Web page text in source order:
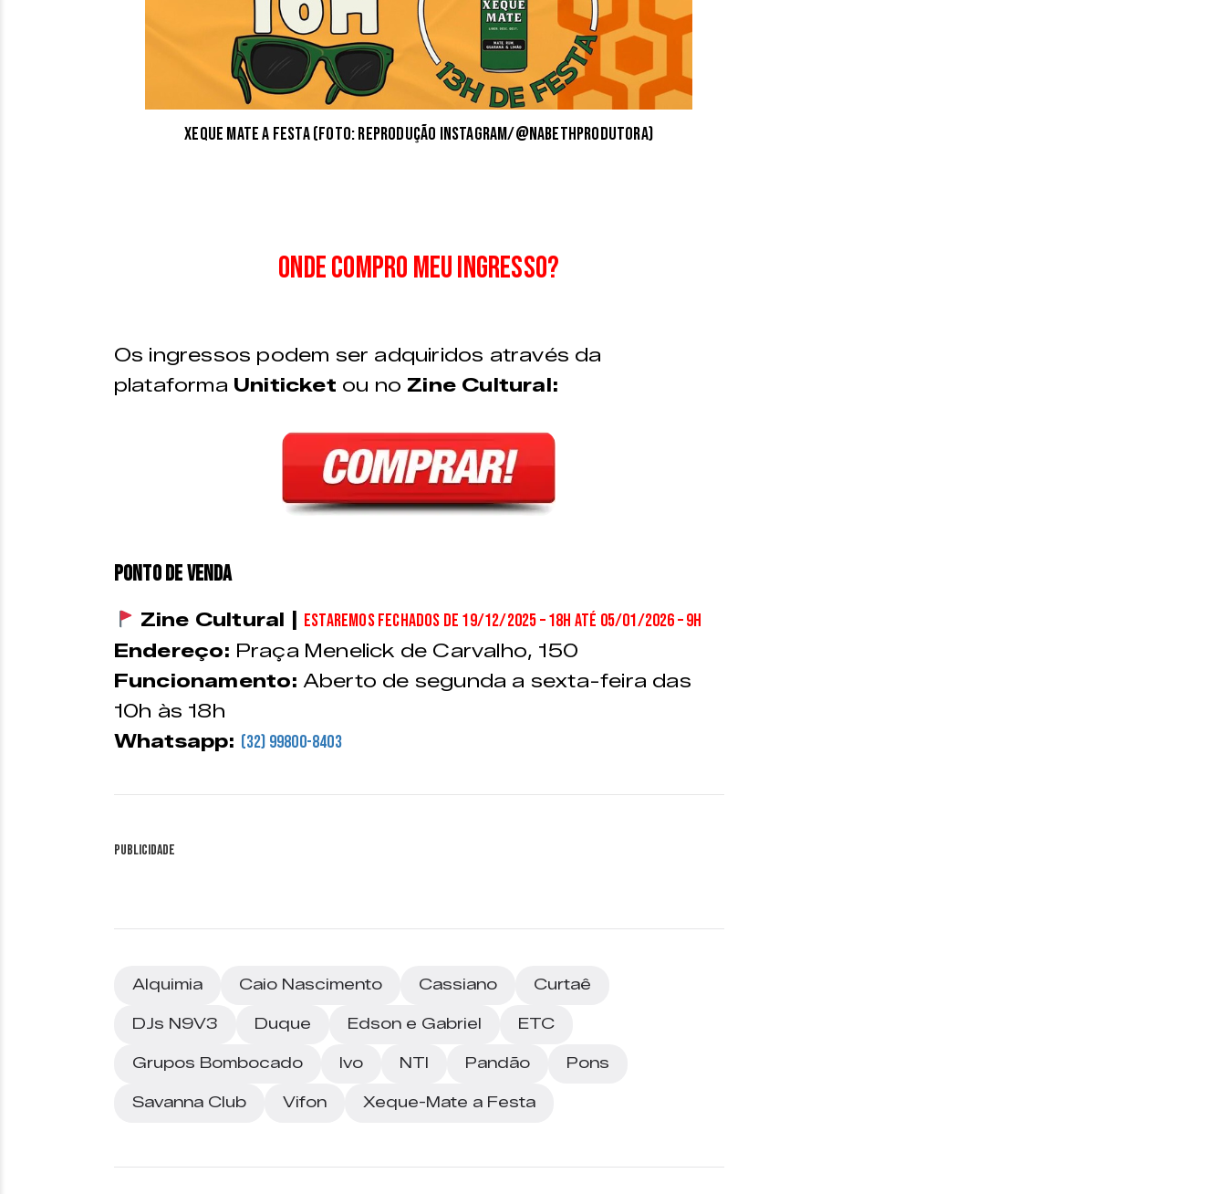
Xeque Mate a Festa (Foto: Reprodução Instagram/@nabethprodutora)
Onde compro meu ingresso?
Os ingressos podem ser adquiridos através da
plataforma Uniticket ou no Zine Cultural:
PONTO DE VENDA
Zine Cultural | Estaremos fechados de 19/12/2025 – 18h até 05/01/2026 – 9h
Endereço: Praça Menelick de Carvalho, 150
Funcionamento:Aberto de segunda a sexta-feira das
10h às 18h
Whatsapp: (32) 99800-8403
Publicidade
Alquimia Caio Nascimento Cassiano Curtaê
DJs N9V3 Duque Edson e Gabriel ETC
Grupos Bombocado Ivo NTI Pandão Pons
Savanna Club Vifon Xeque-Mate a Festa